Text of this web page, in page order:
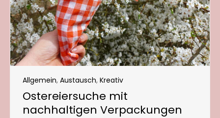
Allgemein, Austausch, Kreativ
Ostereiersuche mit
nachhaltigen Verpackungen